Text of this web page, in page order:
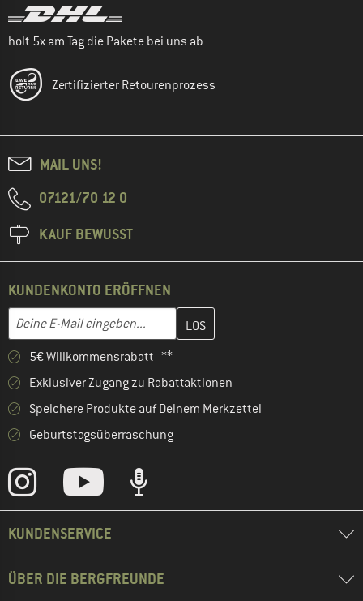
holt 5x am Tag die Pakete bei uns ab
Zertifizierter Retourenprozess
MAIL UNS!
07121/70 12 0
KAUF BEWUSST
KUNDENKONTO ERÖFFNEN
E-Mail-Adresse
Gib hier deine E-Mail-Adresse ein und erstelle im nächsten
5€ Willkommensrabatt **
Exklusiver Zugang zu Rabattaktionen
Speichere Produkte auf Deinem Merkzettel
Geburtstagsüberraschung
KUNDENSERVICE
ÜBER DIE BERGFREUNDE